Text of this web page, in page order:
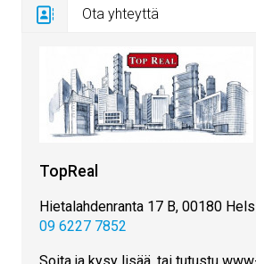
Ota yhteyttä
TopReal
Hietalahdenranta 17 B, 00180
09 6227 7852